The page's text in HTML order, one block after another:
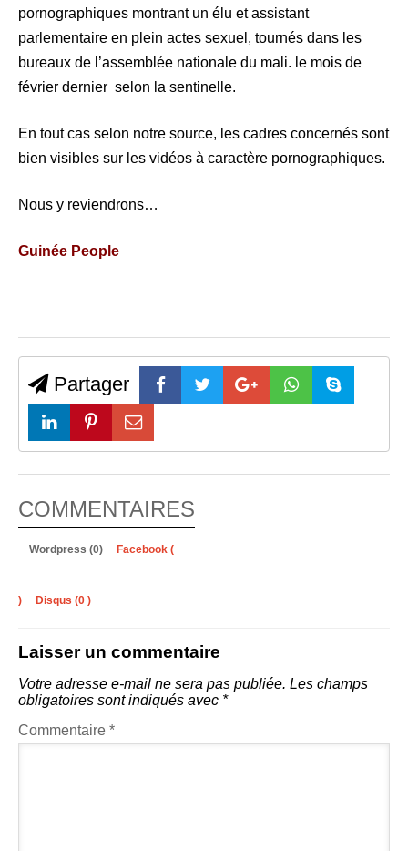
pornographiques montrant un élu et assistant
parlementaire en plein actes sexuel, tournés dans les
bureaux de l’assemblée nationale du mali. le mois de
février dernier selon la sentinelle.
En tout cas selon notre source, les cadres concernés sont
bien visibles sur les vidéos à caractère pornographiques.
Nous y reviendrons…
Guinée People
Partager
COMMENTAIRES
Wordpress (0) Facebook (
) Disqus (0 )
Laisser un commentaire
Votre adresse e-mail ne sera pas publiée. Les champs
obligatoires sont indiqués avec *
Commentaire *